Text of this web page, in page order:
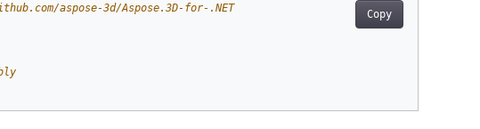
Copy
aspose-3d/Aspose.3D-for-.NET